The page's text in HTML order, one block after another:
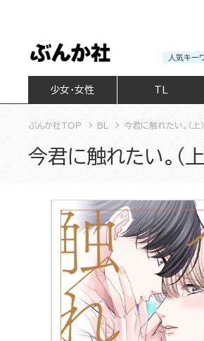
人気キー
少女・女性
ぶんか社TOP BL 今君に触れたい。（上）
今君に触れたい。（上